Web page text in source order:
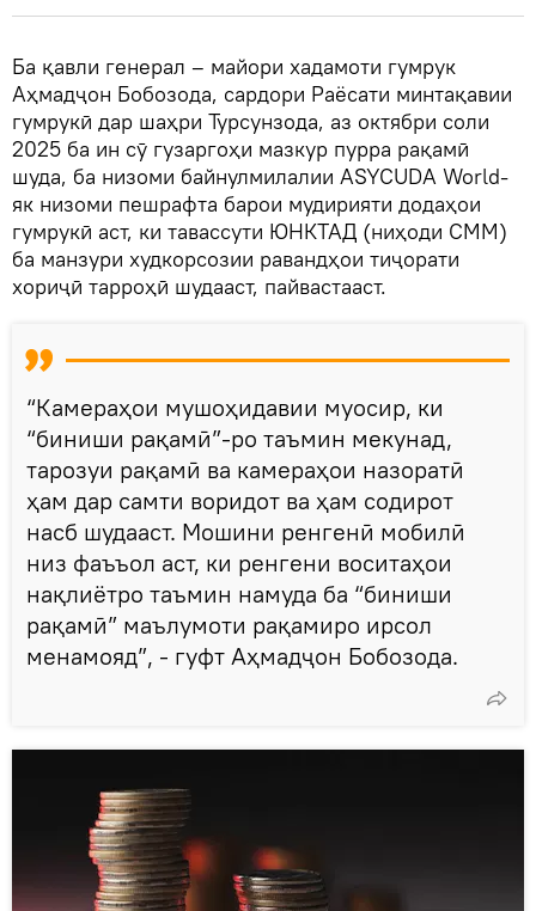
Ба қавли генерал – майори хадамоти гумрук
Аҳмадҷон Бобозода, сардори Раёсати минтақавии
гумрукӣ дар шаҳри Турсунзода, аз октябри соли
2025 ба ин сӯ гузаргоҳи мазкур пурра рақамӣ
шуда, ба низоми байнулмилалии ASYCUDA World-
як низоми пешрафта барои мудирияти додаҳои
гумрукӣ аст, ки тавассути ЮНКТАД (ниҳоди СММ)
ба манзури худкорсозии равандҳои тиҷорати
хориҷӣ тарроҳӣ шудааст, пайвастааст.
“Камераҳои мушоҳидавии муосир, ки
“биниши рақамӣ”-ро таъмин мекунад,
тарозуи рақамӣ ва камераҳои назоратӣ
ҳам дар самти воридот ва ҳам содирот
насб шудааст. Мошини ренгенӣ мобилӣ
низ фаъъол аст, ки ренгени воситаҳои
нақлиётро таъмин намуда ба “биниши
рақамӣ” маълумоти рақамиро ирсол
менамояд”, - гуфт Аҳмадҷон Бобозода.